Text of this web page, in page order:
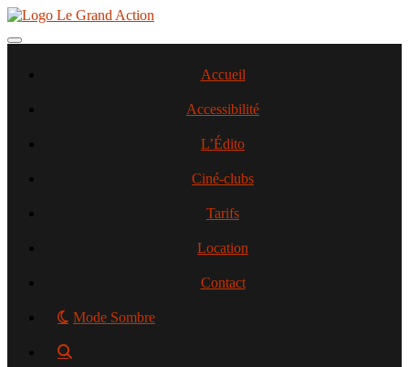
Aller
contenu
Toggle navigation
Accueil
Accessibilité
L’Édito
Ciné-clubs
Tarifs
Location
Contact
Mode Sombre